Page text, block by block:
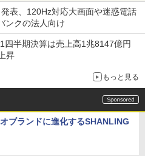
表、120Hz対応大画面や迷惑電話
ンクの法人向け
四半期決算は売上高1兆8147億円
昇
もっと見る
ブランドに進化するSHANLING